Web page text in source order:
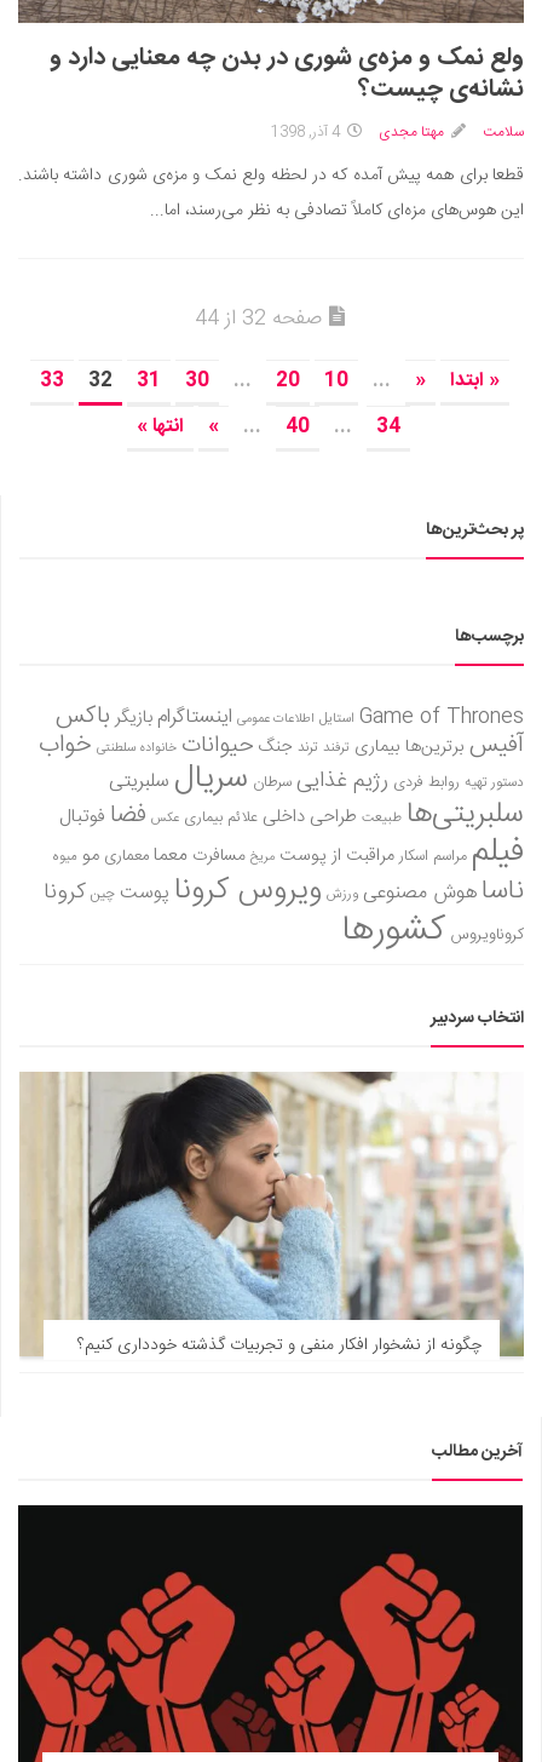
ولع نمک و مزه‌ی شوری در بدن چه معنایی دارد و
نشانه‌ی چیست؟
سلامت مهتا مجدی 4 آذر, 1398
قطعا برای همه پیش آمده که در لحظه ولع نمک و مزه‌ی شوری داشته باشند.
این هوس‌های مزه‌ای کاملاً تصادفی به نظر می‌رسند، اما...
صفحه 32 از 44
« ابتدا «
...
10
20
...
30
31
32
33
34
...
40
...
» انتها »
پر بحث‌ترین‌ها
برچسب‌ها
Game of Thrones استایل اطلاعات عمومی اینستاگرام بازیگر باکس
آفیس برترین‌ها بیماری ترفند ترند جنگ حیوانات خانواده سلطنتی خواب
دستور تهیه روابط فردی رژیم غذاییسرطان سریال سلبریتی
سلبریتی‌ها طبیعت طراحی داخلی علائم بیماری عکس فضا فوتبال
فیلم مراسم اسکارمراقبت از پوست مریخ مسافرت معمامعماری مو میوه
ناساهوش مصنوعی ورزش ویروس کرونا پوست چین کرونا
کروناویروس کشورها
انتخاب سردبیر
چگونه از نشخوار افکار منفی و تجربیات گذشته خودداری کنیم؟
آخرین مطالب